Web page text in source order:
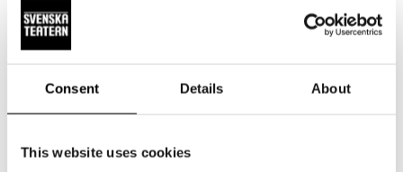
Consent Details About
This website uses cookies
Taiteellinen työryhmä
Milja Sarkola
Erik Salvesen